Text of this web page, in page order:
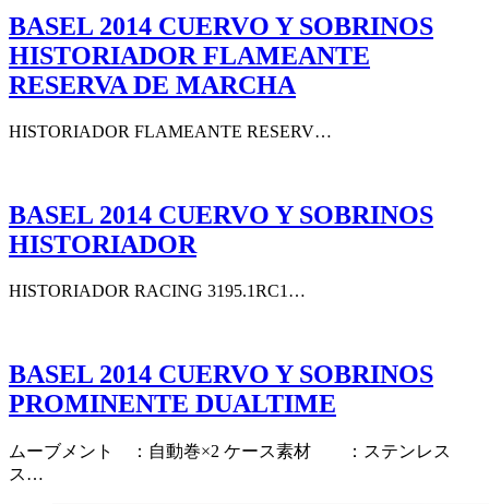
BASEL 2014 CUERVO Y SOBRINOS
HISTORIADOR FLAMEANTE
RESERVA DE MARCHA
HISTORIADOR FLAMEANTE RESERV…
BASEL 2014 CUERVO Y SOBRINOS
HISTORIADOR
HISTORIADOR RACING 3195.1RC1…
BASEL 2014 CUERVO Y SOBRINOS
PROMINENTE DUALTIME
ムーブメント ：自動巻×2 ケース素材 ：ステンレス
ス…